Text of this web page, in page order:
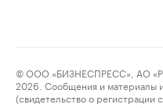
© ООО «БИЗНЕСПРЕСС», АО
2026. Сообщения и материалы
(свидетельство о